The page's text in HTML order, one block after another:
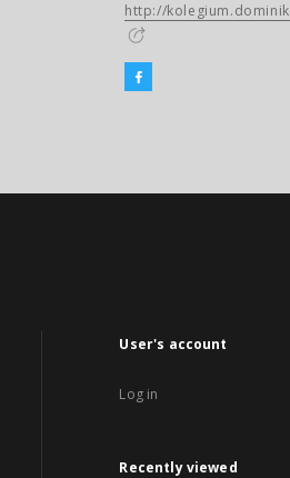
http://
User's account
Log in
Recently viewed